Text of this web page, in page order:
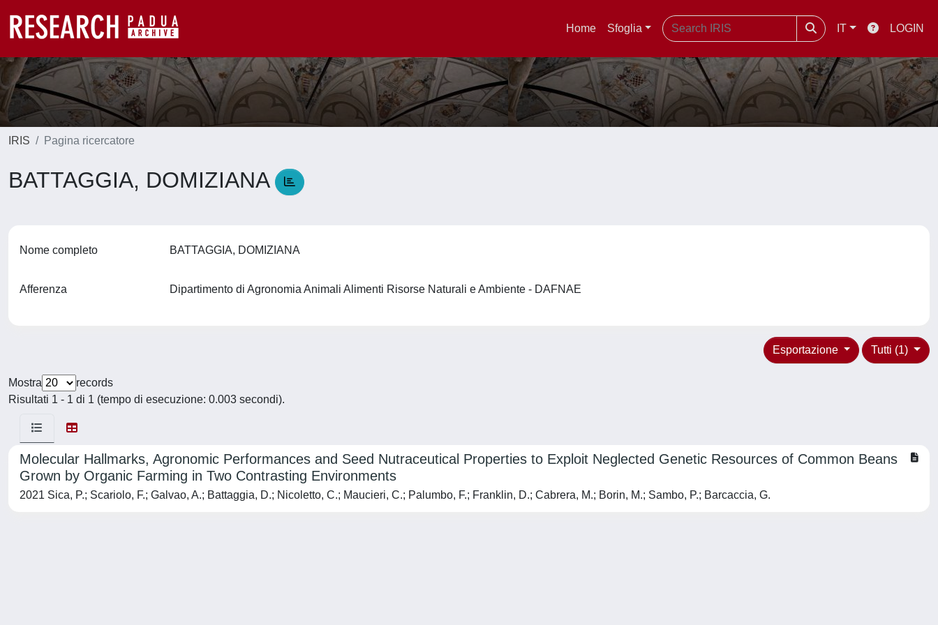
Home Sfoglia IT LOGIN
IRIS Pagina ricercatore
BATTAGGIA, DOMIZIANA
Nome completo BATTAGGIA, DOMIZIANA
Afferenza Dipartimento di Agronomia Animali Alimenti Risorse Naturali e Ambiente - DAFNAE
Tutti (1)
Esportazione
Mostra
records
Risultati 1 - 1 di 1 (tempo di esecuzione: 0.003 secondi).
Molecular Hallmarks, Agronomic Performances and Seed Nutraceutical Properties to Exploit Neglected Genetic Resources of Common Beans
Grown by Organic Farming in Two Contrasting Environments
2021 Sica, P.; Scariolo, F.; Galvao, A.; Battaggia, D.; Nicoletto, C.; Maucieri, C.; Palumbo, F.; Franklin, D.; Cabrera, M.; Borin, M.; Sambo, P.; Barcaccia, G.